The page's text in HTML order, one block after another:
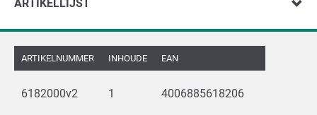
ARTIKELLIJST
ARTIKELNUMMER INHOUDE EAN
6182000v2 1 4006885618206